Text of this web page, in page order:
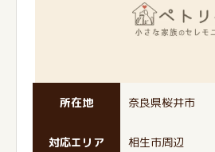
所在地 奈良県桜井市
対応エリア 相生市周辺